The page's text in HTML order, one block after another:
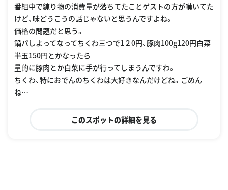
番組中で練り物の消費量が落ちてたことゲストの方が嘆いてた
けど、味どうこうの話じゃないと思うんですよね。
価格の問題だと思う。
鍋パしよってなってちくわ三つで1２0円、豚肉100g120円白菜
半玉150円とかなったら
量的に豚肉とか白菜に手が行ってしまうんですわ。
ちくわ、特におでんのちくわは大好きなんだけどね。ごめん
ね…
このスポットの詳細を見る